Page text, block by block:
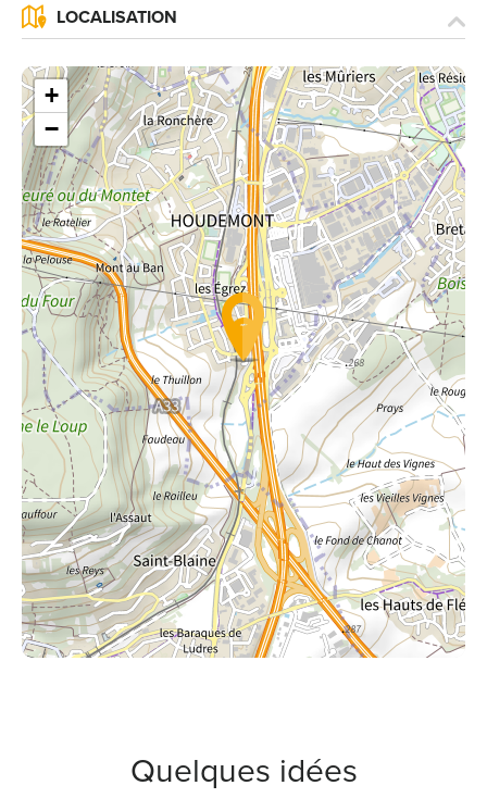
LOCALISATION
+
−
Quelques idées